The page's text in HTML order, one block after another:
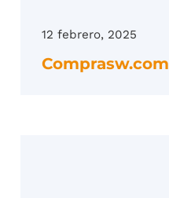
12 febrero, 2025
Comprasw.com